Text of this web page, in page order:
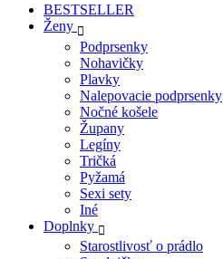
BESTSELLER
Ženy
Podprsenky
Nohavičky
Plavky
Nalepovacie podprsenky
Nočné košele
Župany
Legíny
Tričká
Pyžamá
Sexi sety
Iné
Doplnky
Starostlivosť o prádlo